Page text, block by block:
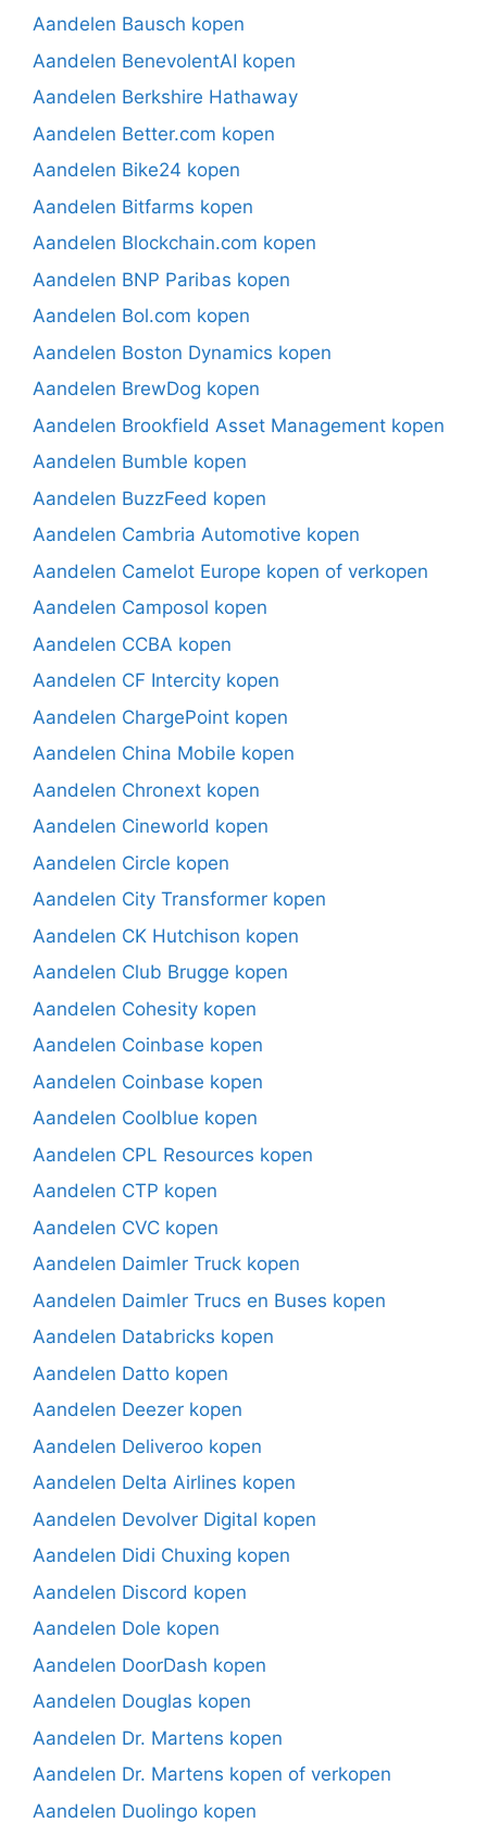
Aandelen Bausch kopen
Aandelen BenevolentAI kopen
Aandelen Berkshire Hathaway
Aandelen Better.com kopen
Aandelen Bike24 kopen
Aandelen Bitfarms kopen
Aandelen Blockchain.com kopen
Aandelen BNP Paribas kopen
Aandelen Bol.com kopen
Aandelen Boston Dynamics kopen
Aandelen BrewDog kopen
Aandelen Brookfield Asset Management kopen
Aandelen Bumble kopen
Aandelen BuzzFeed kopen
Aandelen Cambria Automotive kopen
Aandelen Camelot Europe kopen of verkopen
Aandelen Camposol kopen
Aandelen CCBA kopen
Aandelen CF Intercity kopen
Aandelen ChargePoint kopen
Aandelen China Mobile kopen
Aandelen Chronext kopen
Aandelen Cineworld kopen
Aandelen Circle kopen
Aandelen City Transformer kopen
Aandelen CK Hutchison kopen
Aandelen Club Brugge kopen
Aandelen Cohesity kopen
Aandelen Coinbase kopen
Aandelen Coinbase kopen
Aandelen Coolblue kopen
Aandelen CPL Resources kopen
Aandelen CTP kopen
Aandelen CVC kopen
Aandelen Daimler Truck kopen
Aandelen Daimler Trucs en Buses kopen
Aandelen Databricks kopen
Aandelen Datto kopen
Aandelen Deezer kopen
Aandelen Deliveroo kopen
Aandelen Delta Airlines kopen
Aandelen Devolver Digital kopen
Aandelen Didi Chuxing kopen
Aandelen Discord kopen
Aandelen Dole kopen
Aandelen DoorDash kopen
Aandelen Douglas kopen
Aandelen Dr. Martens kopen
Aandelen Dr. Martens kopen of verkopen
Aandelen Duolingo kopen